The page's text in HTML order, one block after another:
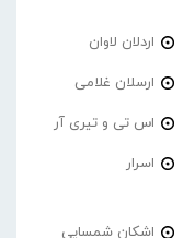
اردلان لاوان
ارسلان غلامی
اس تی و تیری آر
اسرار
اشکان شمسایی